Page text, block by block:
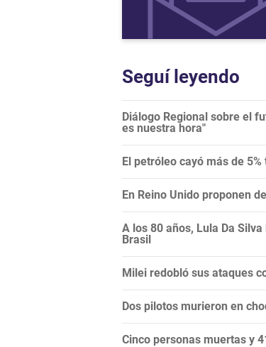
Seguí leyendo
Diálogo Regional sobre el
es nuestra hora"
El petróleo cayó más de
En Reino Unido proponen
A los 80 años, Lula Da
Brasil
Milei redobló sus ataques
Dos pilotos murieron en
Cinco personas muertas y